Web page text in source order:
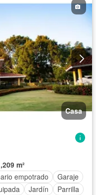
Casa
m²
empotrado
Garaje
Jardín
Parrilla